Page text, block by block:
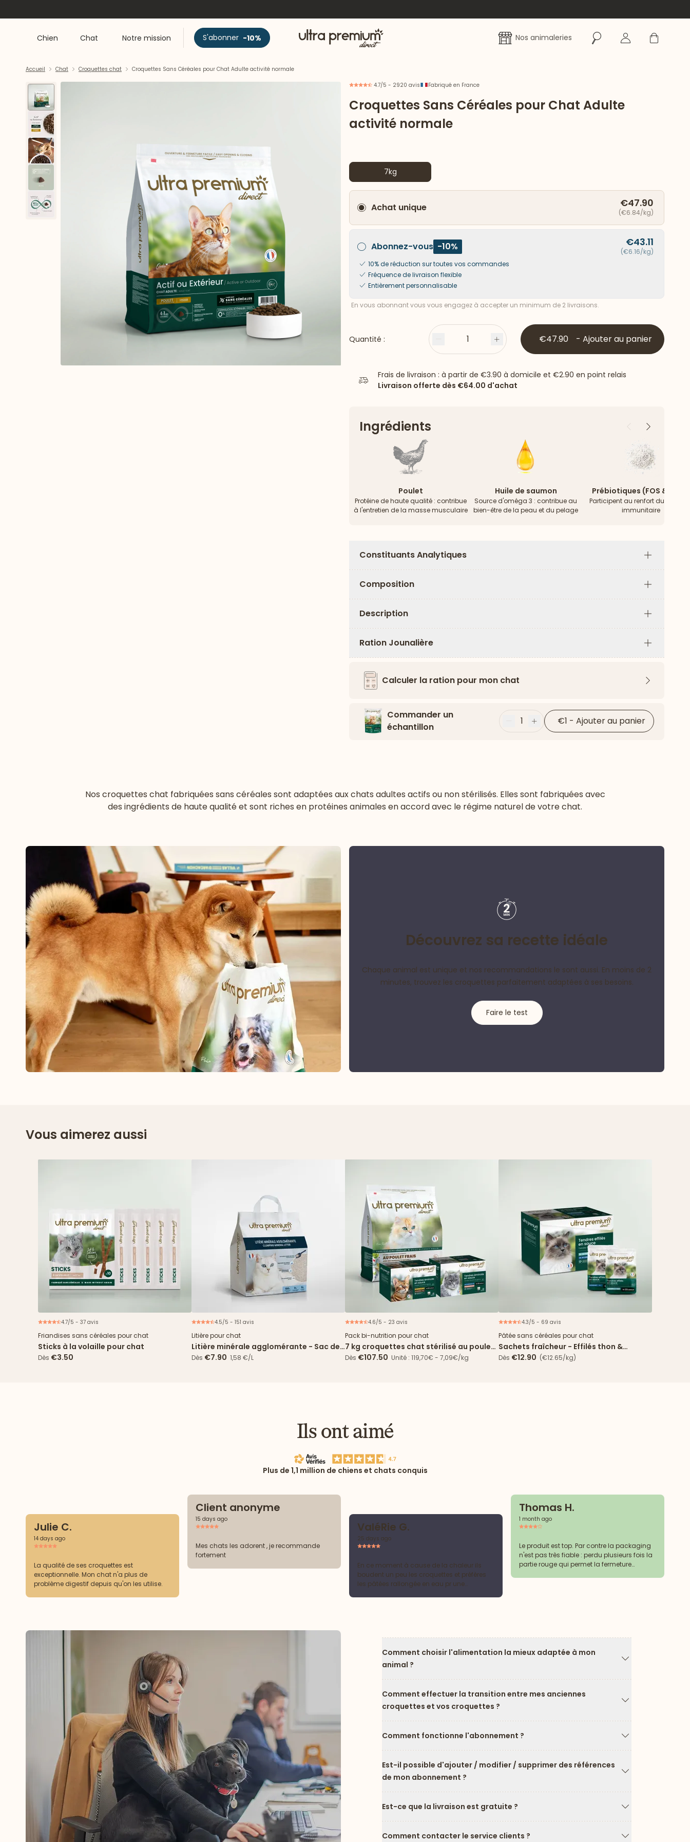
Chien Chat Notre mission S'abonner -10% Accueil Nos animaleries RechercherSe connecter
Panier
Accueil Chat Croquettes chat Croquettes Sans Céréales pour Chat Adulte activité normale
4.7/5 - 2920 avis Fabriqué en France
Croquettes Sans Céréales pour Chat Adulte
activité normale
7kg
Achat unique €47.90
(€6.84/kg)
Abonnez-vous -10% €43.11
(€6.16/kg)
10% de réduction sur toutes vos commandes
Fréquence de livraison flexible
Entièrement personnalisable
En vous abonnant vous vous engagez à accepter un minimum de 2 livraisons.
Quantité : Moins 1 Plus €47.90 - Ajouter au panier
Frais de livraison : à partir de €3.90 à domicile et €2.90 en point relais
Livraison offerte dès €64.00 d'achat
Ingrédients PrécédentSuivant
Poulet
Protéine de haute qualité : contribue
à l'entretien de la masse musculaire
Huile de saumon
Source d'oméga 3 : contribue au
bien-être de la peau et du pelage
Prébiotiques (FOS & MOS)
Participent au renfort du
immunitaire
Constituants Analytiques
Plus
Composition
Plus
Description
Plus
Ration Jounalière
Plus
Calculer la ration pour mon chat
Commander un
échantillon
Moins
1 Plus €1 - Ajouter au panier
Nos croquettes chat fabriquées sans céréales sont adaptées aux chats adultes actifs ou non stérilisés. Elles sont fabriquées avec
des ingrédients de haute qualité et sont riches en protéines animales en accord avec le régime naturel de votre chat.
Découvrez sa recette idéale
Chaque animal est unique et nos recommandations le sont aussi. En moins de 2
minutes, trouvez les croquettes parfaitement adaptées à ses besoins.
Faire le test
Vous aimerez aussi
4.7/5 - 37 avis
Friandises sans céréales pour chat
Sticks à la volaille pour chat
Dès €3.50
4.5/5 - 151 avis
Litière pour chat
Litière minérale agglomérante - Sac de
5L
Dès €7.90 1,58 €/L
4.6/5 - 23 avis
Pack bi-nutrition pour chat
7 kg croquettes chat stérilisé au poulet
frais + 96 sachets
Dès €107.50 Unité : 119,70€ - 7,09€/kg
4.3/5 - 69 avis
Pâtée sans céréales pour chat
Sachets fraîcheur - Effilés thon &
cabillaud en sauce
Dès €12.90 (€12.65/kg)
Ils ont aimé
Plus de 1,1 million de chiens et chats conquis
Julie C.
14 days ago
La qualité de ses croquettes est
exceptionnelle. Mon chat n'a plus de
problème digestif depuis qu'on les utilise.
Client anonyme
15 days ago
Mes chats les adorent , je recommande
fortement
ValéRie G.
25 days ago
En ce moment à cause de la chaleur ils
boudent un peu les croquettes et préfères
les pâtées rallongée en eau pr une
Thomas H.
1 month ago
Le produit est top. Par contre la packaging
n'est pas très fiable : perdu plusieurs fois la
partie rouge qui permet la fermeture
Comment choisir l'alimentation la mieux adaptée à mon
animal ?
Comment effectuer la transition entre mes anciennes
croquettes et vos croquettes ?
Comment fonctionne l'abonnement ?
Flèche vers le
Est-il possible d'ajouter / modifier / supprimer des références
de mon abonnement ?
Est-ce que la livraison est gratuite ?
Flèche vers le
Comment contacter le service clients ?